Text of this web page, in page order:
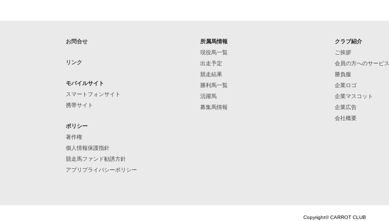
お問合せ
リンク
モバイルサイト
スマートフォンサイト
携帯サイト
ポリシー
著作権
個人情報保護指針
競走馬ファンド勧誘方針
アプリプライバシーポリシー
所属馬情報
現役馬一覧
出走予定
競走結果
勝利馬一覧
活躍馬
募集馬情報
クラブ紹介
ご挨拶
会員の方へのサービス
勝負服
企業ロゴ
企業マスコット
企業広告
会社概要
Copyright© CARROT CLUB